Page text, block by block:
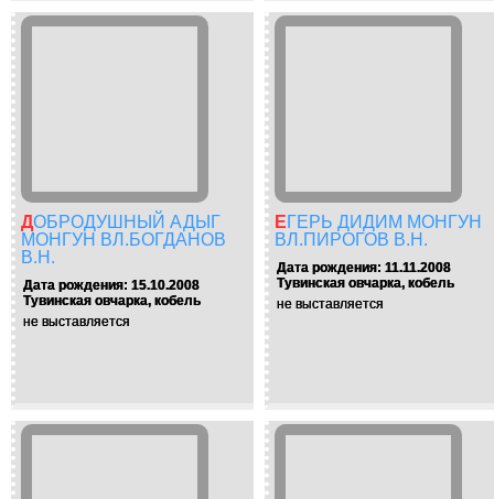
ДОБРОДУШНЫЙ АДЫГ
МОНГУН ВЛ.БОГДАНОВ
В.Н.
Дата рождения: 15.10.2008
Тувинская овчарка, кобель
не выставляется
ЕГЕРЬ ДИДИМ МОНГУН
ВЛ.ПИРОГОВ В.Н.
Дата рождения: 11.11.2008
Тувинская овчарка, кобель
не выставляется